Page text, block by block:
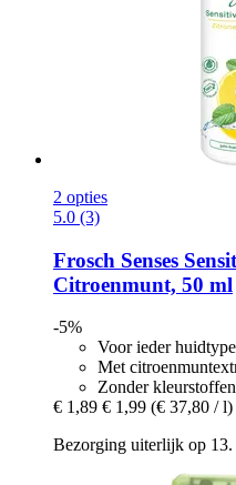
2 opties
5.0 (3)
Frosch Senses
Citroenmunt, 50 ml
-5%
Voor ieder huidtype
Met
Zonder kleurstoffen
€ 1,89 € 1,99 (€ 37,80 / l)
Bezorging uiterlijk op 13.